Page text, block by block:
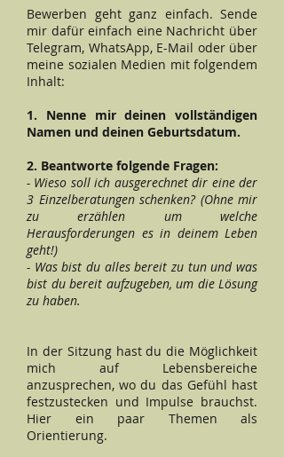
Bewerben geht ganz einfach. Sende
mir dafür einfach eine Nachricht über
Telegram, WhatsApp, E-Mail oder über
meine sozialen Medien mit folgendem
Inhalt:
1. Nenne mir deinen vollständigen
Namen und deinen Geburtsdatum.
2. Beantworte folgende Fragen:
- Wieso soll ich ausgerechnet dir eine der
3 Einzelberatungen schenken? (Ohne mir
zu erzählen um welche
Herausforderungen es in deinem Leben
geht!)
- Was bist du alles bereit zu tun und was
bist du bereit aufzugeben, um die Lösung
zu haben.
In der Sitzung hast du die Möglichkeit
mich auf Lebensbereiche
anzusprechen, wo du das Gefühl hast
festzustecken und Impulse brauchst.
Hier ein paar Themen als
Orientierung.